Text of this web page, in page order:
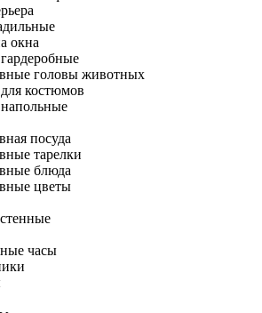
окна
головы животных
костюмов
посуда
тарелки
блюда
цветы
часы